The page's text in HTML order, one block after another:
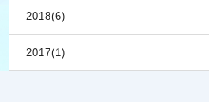
2018(6)
2017(1)